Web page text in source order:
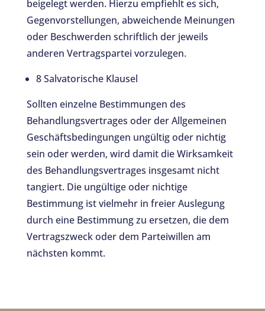
beigelegt werden. Hierzu empfiehlt es sich,
Gegenvorstellungen, abweichende Meinungen
oder Beschwerden schriftlich der jeweils
anderen Vertragspartei vorzulegen.
8 Salvatorische Klausel
Sollten einzelne Bestimmungen des
Behandlungsvertrages oder der Allgemeinen
Geschäftsbedingungen ungültig oder nichtig
sein oder werden, wird damit die Wirksamkeit
des Behandlungsvertrages insgesamt nicht
tangiert. Die ungültige oder nichtige
Bestimmung ist vielmehr in freier Auslegung
durch eine Bestimmung zu ersetzen, die dem
Vertragszweck oder dem Parteiwillen am
nächsten kommt.